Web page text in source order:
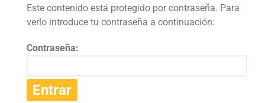
Este contenido está protegido por contraseña. Para
verlo introduce tu contraseña a continuación:
Contraseña: